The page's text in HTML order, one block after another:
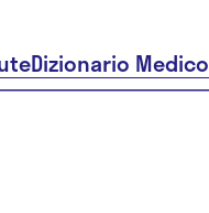
Dizionario Medico